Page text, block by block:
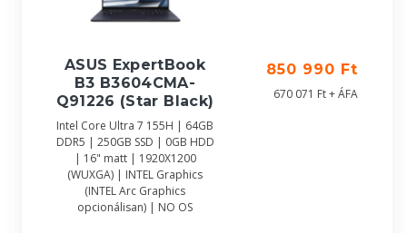
ASUS ExpertBook
B3 B3604CMA-
Q91226 (Star Black)
Intel Core Ultra 7 155H | 64GB
DDR5 | 250GB SSD | 0GB HDD
| 16" matt | 1920X1200
(WUXGA) | INTEL Graphics
(INTEL Arc Graphics
opcionálisan) | NO OS
850 990 Ft
670 071 Ft + ÁFA